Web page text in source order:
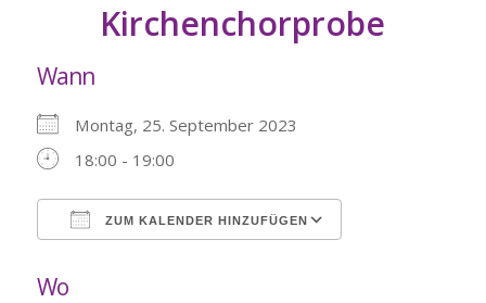
Kirchenchorprobe
Wann
Montag, 25. September 2023
18:00 - 19:00
ZUM KALENDER HINZUFÜGEN
Wo